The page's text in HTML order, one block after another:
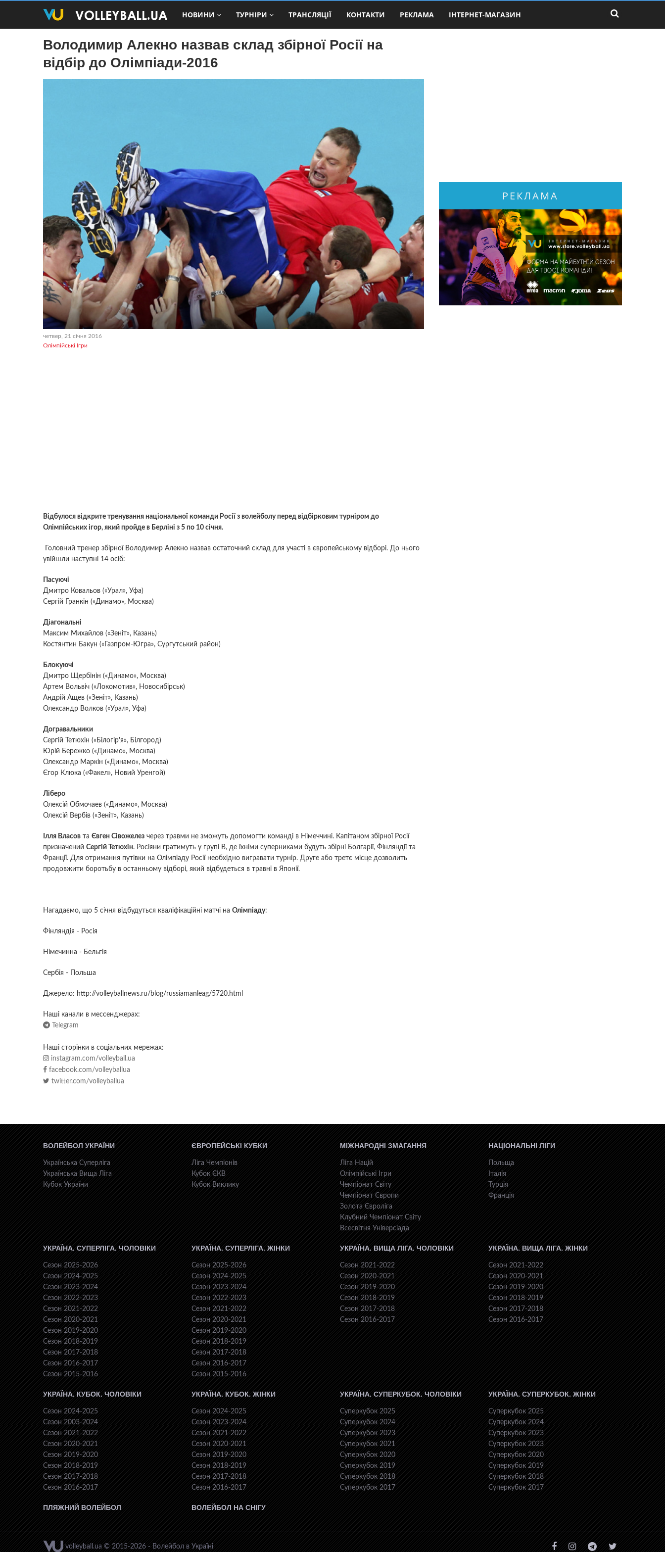
НОВИНИ ТУРНІРИ ТРАНСЛЯЦІЇ КОНТАКТИ РЕКЛАМА ІНТЕРНЕТ-МАГАЗИН
Володимир Алекно назвав склад збірної Росії на
відбір до Олімпіади-2016
четвер, 21 січня 2016
Олімпійські Ігри
Відбулося відкрите тренування національної команди Росії з волейболу перед відбірковим турніром до
Олімпійських ігор, який пройде в Берліні з 5 по 10 січня.
Головний тренер збірної Володимир Алекно назвав остаточний склад для участі в європейському відборі. До нього
увійшли наступні 14 осіб:
Пасуючі
Дмитро Ковальов («Урал», Уфа)
Сергій Гранкін («Динамо», Москва)
Діагональні
Максим Михайлов («Зеніт», Казань)
Костянтин Бакун («Газпром-Югра», Сургутський район)
Блокуючі
Дмитро Щербінін («Динамо», Москва)
Артем Вольвіч («Локомотив», Новосибірськ)
Андрій Ащев («Зеніт», Казань)
Олександр Волков («Урал», Уфа)
Догравальники
Сергій Тетюхін («Білогір'я», Білгород)
Юрій Бережко («Динамо», Москва)
Олександр Маркін («Динамо», Москва)
Єгор Клюка («Факел», Новий Уренгой)
Ліберо
Олексій Обмочаев («Динамо», Москва)
Олексій Вербів («Зеніт», Казань)
Ілля Власов та Євген Сівожелез через травми не зможуть допомогти команді в Німеччині. Капітаном збірної Росії
призначений Сергій Тетюхін. Росіяни гратимуть у групі В, де їхніми суперниками будуть збірні Болгарії, Фінляндії та
Франції. Для отримання путівки на Олімпіаду Росії необхідно вигравати турнір. Друге або третє місце дозволить
продовжити боротьбу в останньому відборі, який відбудеться в травні в Японії.
Нагадаємо, що 5 січня відбудуться кваліфікаційні матчі на Олімпіаду:
Фінляндія - Росія
Німечинна - Бельгія
Сербія - Польша
Джерело: http://volleyballnews.ru/blog/russiamanleag/5720.html
Наші канали в мессенджерах:
Telegram
Наші сторінки в соціальних мережах:
instagram.com/volleyball.ua
facebook.com/volleyballua
twitter.com/volleyballua
РЕКЛАМА
ВОЛЕЙБОЛ УКРАЇНИ
Українська Суперліга
Українська Вища Ліга
Кубок України
ЄВРОПЕЙСЬКІ КУБКИ
Ліга Чемпіонів
Кубок ЄКВ
Кубок Виклику
МІЖНАРОДНІ ЗМАГАННЯ
Ліга Націй
Олімпійські Ігри
Чемпіонат Світу
Чемпіонат Європи
Золота Євроліга
Клубний Чемпіонат Світу
Всесвiтня Унiверсiaда
НАЦІОНАЛЬНІ ЛІГИ
Польща
Італія
Турція
Франція
УКРАЇНА. СУПЕРЛІГА. ЧОЛОВІКИ
Сезон 2025-2026
Сезон 2024-2025
Сезон 2023-2024
Сезон 2022-2023
Сезон 2021-2022
Сезон 2020-2021
Сезон 2019-2020
Сезон 2018-2019
Сезон 2017-2018
Сезон 2016-2017
Сезон 2015-2016
УКРАЇНА. СУПЕРЛІГА. ЖІНКИ
Сезон 2025-2026
Сезон 2024-2025
Сезон 2023-2024
Сезон 2022-2023
Сезон 2021-2022
Сезон 2020-2021
Сезон 2019-2020
Сезон 2018-2019
Сезон 2017-2018
Сезон 2016-2017
Сезон 2015-2016
УКРАЇНА. ВИЩА ЛІГА. ЧОЛОВІКИ
Сезон 2021-2022
Сезон 2020-2021
Сезон 2019-2020
Сезон 2018-2019
Сезон 2017-2018
Сезон 2016-2017
УКРАЇНА. ВИЩА ЛІГА. ЖІНКИ
Сезон 2021-2022
Сезон 2020-2021
Сезон 2019-2020
Сезон 2018-2019
Сезон 2017-2018
Сезон 2016-2017
УКРАЇНА. КУБОК. ЧОЛОВІКИ
Сезон 2024-2025
Сезон 2003-2024
Сезон 2021-2022
Сезон 2020-2021
Сезон 2019-2020
Сезон 2018-2019
Сезон 2017-2018
Сезон 2016-2017
УКРАЇНА. КУБОК. ЖІНКИ
Сезон 2024-2025
Сезон 2023-2024
Сезон 2021-2022
Сезон 2020-2021
Сезон 2019-2020
Сезон 2018-2019
Сезон 2017-2018
Сезон 2016-2017
УКРАЇНА. СУПЕРКУБОК. ЧОЛОВІКИ
Суперкубок 2025
Суперкубок 2024
Суперкубок 2023
Суперкубок 2021
Суперкубок 2020
Суперкубок 2019
Суперкубок 2018
Суперкубок 2017
УКРАЇНА. СУПЕРКУБОК. ЖІНКИ
Суперкубок 2025
Суперкубок 2024
Суперкубок 2023
Суперкубок 2023
Суперкубок 2020
Суперкубок 2019
Суперкубок 2018
Суперкубок 2017
ПЛЯЖНИЙ ВОЛЕЙБОЛ ВОЛЕЙБОЛ НА СНІГУ
volleyball.ua © 2015-2026 - Волейбол в Україні